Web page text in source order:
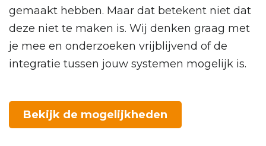
gemaakt hebben. Maar dat betekent niet dat
deze niet te maken is. Wij denken graag met
je mee en onderzoeken vrijblijvend of de
integratie tussen jouw systemen mogelijk is.
Bekijk de mogelijkheden